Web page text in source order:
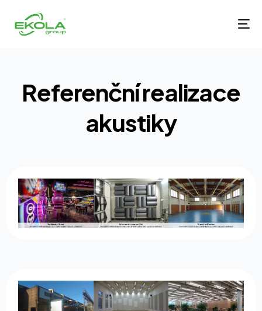
Referenčnírealizace
akustiky